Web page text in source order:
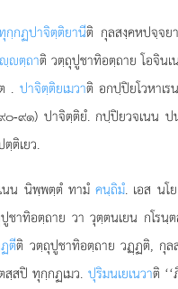
กฺกฏปาจิตฺติยานีติ กุลสงฺคหปจฺจ
ตฺถาติ วตฺถุปูชาทิอตฺถายโอจิน
. ปาจิตฺติยเมวาติ อกปฺปิยโวหาเ
-๙๑) ปาจิตฺติยํ. กปฺปิยวจเนน ป
ติเยว.
นน นิพฺพตฺตํ ทามํคนฺถิมํ. เอส นโ
ชาทิอตฺถาย วา วุตฺตนเยน กโร
ตีติ วตฺถุปูชาทิอตฺถาย วฏฺฏติ, กุ
สฺสปิ ทุกฺกฏเมว. ปุริมนเยเนวาติ